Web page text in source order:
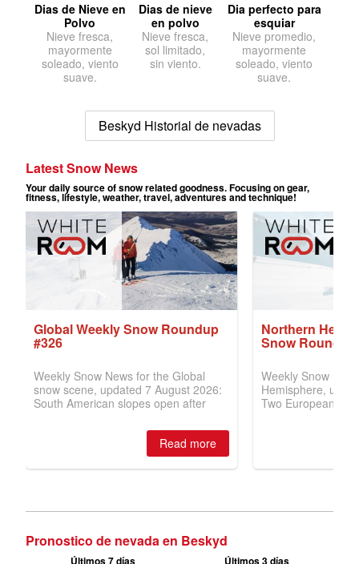
Dias de Nieve en
Polvo
Nieve fresca,
mayormente
soleado, viento
suave.
Dias de nieve
en polvo
Nieve fresca,
sol limitado,
sin viento.
Dia perfecto para
esquiar
Nieve promedio,
mayormente
soleado, viento
suave.
Beskyd Historial de nevadas
Pronostico de nevada en Beskyd
Últimos 7 días Últimos 3 días